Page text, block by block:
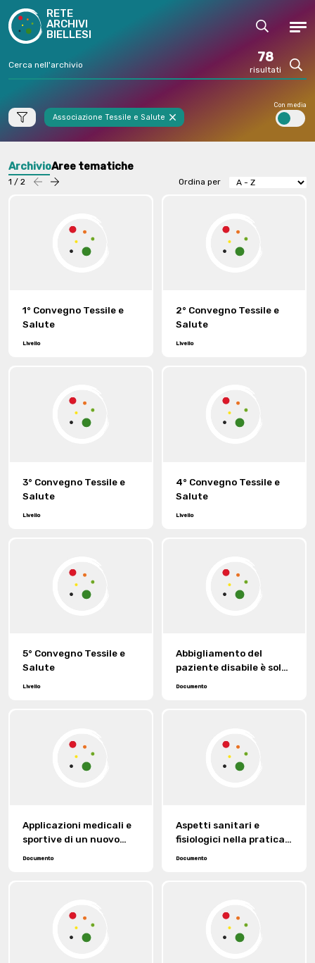
RETE
ARCHIVI
BIELLESI
Cerca
78
risultati
Associazione Tessile e Salute
Con media
ArchivioAree tematiche
1 / 2 Precedente
successiva Ordina per
1° Convegno Tessile e
Salute
Livello
2° Convegno Tessile e
Salute
Livello
3° Convegno Tessile e
Salute
Livello
4° Convegno Tessile e
Salute
Livello
5° Convegno Tessile e
Salute
Livello
Abbigliamento del
paziente disabile è solo
un problema sanitario.
Documento
Applicazioni medicali e
sportive di un nuovo
Documento
Aspetti sanitari e
fisiologici nella pratica
Documento